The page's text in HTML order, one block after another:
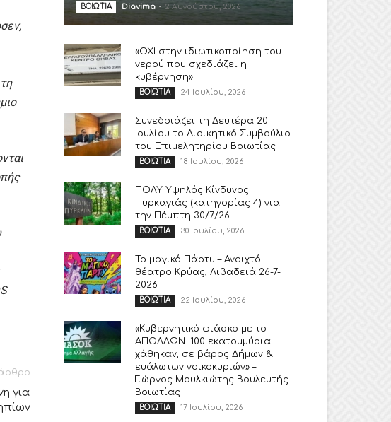
για
ΒΟΙΩΤΙΑ Diavima - 2 Αυγούστου, 2026
«ΟΧΙ στην ιδιωτικοποίηση του
νερού που σχεδιάζει η
κυβέρνηση»
ΒΟΙΩΤΙΑ 24 Ιουλίου, 2026
Συνεδριάζει τη Δευτέρα 20
Ιουλίου το Διοικητικό Συμβούλιο
του Επιμελητηρίου Βοιωτίας
ΒΟΙΩΤΙΑ 18 Ιουλίου, 2026
ΠΟΛΥ Υψηλός Κίνδυνος
Πυρκαγιάς (κατηγορίας 4) για
την Πέμπτη 30/7/26
ΒΟΙΩΤΙΑ 30 Ιουλίου, 2026
Το μαγικό Πάρτυ – Ανοιχτό
θέατρο Κρύας, Λιβαδειά 26-7-
2026
ΒΟΙΩΤΙΑ 22 Ιουλίου, 2026
«Κυβερνητικό φιάσκο με το
ΑΠΟΛΛΩΝ. 100 εκατομμύρια
χάθηκαν, σε βάρος Δήμων &
ευάλωτων νοικοκυριών» –
Γιώργος Μουλκιώτης Βουλευτής
Βοιωτίας
ΒΟΙΩΤΙΑ 17 Ιουλίου, 2026